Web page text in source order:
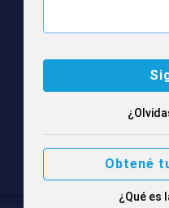
Obtené
¿Qué es